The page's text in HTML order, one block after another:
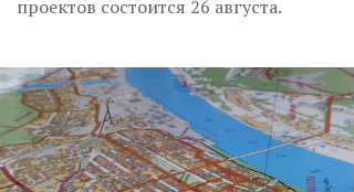
проектов состоится 26 августа.